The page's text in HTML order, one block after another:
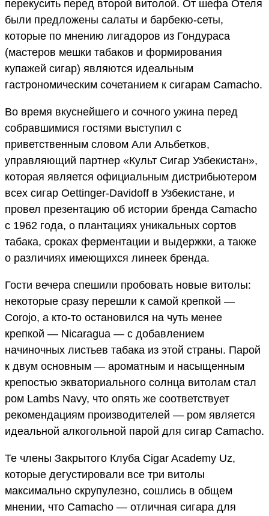
перекусить перед второй витолой. От шефа Отеля
были предложены салаты и барбекю-сеты,
которые по мнению лигадоров из Гондураса
(мастеров мешки табаков и формирования
купажей сигар) являются идеальным
гастрономическим сочетанием к сигарам Camacho.
Во время вкуснейшего и сочного ужина перед
собравшимися гостями выступил с
приветственным словом Али Альбетков,
управляющий партнер «Культ Сигар Узбекистан»,
которая является официальным дистрибьютером
всех сигар Oettinger-Davidoff в Узбекистане, и
провел презентацию об истории бренда Camacho
с 1962 года, о плантациях уникальных сортов
табака, сроках ферментации и выдержки, а также
о различиях имеющихся линеек бренда.
Гости вечера спешили пробовать новые витолы:
некоторые сразу перешли к самой крепкой —
Corojo, а кто-то остановился на чуть менее
крепкой — Nicaragua — с добавлением
начиночных листьев табака из этой страны. Парой
к двум основным — ароматным и насыщенным
крепостью экваториального солнца витолам стал
ром Lambs Navy, что опять же соответствует
рекомендациям производителей — ром является
идеальной алкогольной парой для сигар Camacho.
Те члены Закрытого Клуба Cigar Academy Uz,
которые дегустировали все три витолы
максимально скрупулезно, сошлись в общем
мнении, что Camacho — отличная сигара для